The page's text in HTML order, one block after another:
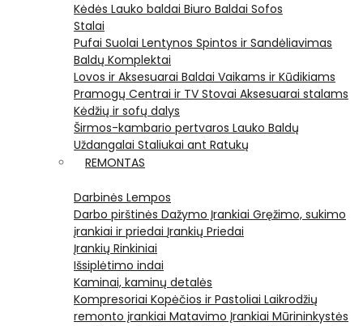
Kėdės Lauko baldai Biuro Baldai Sofos
Stalai
Pufai Suolai Lentynos Spintos ir Sandėliavimas
Baldų Komplektai
Lovos ir Aksesuarai Baldai Vaikams ir Kūdikiams
Pramogų Centrai ir TV Stovai Aksesuarai stalams
Kėdžių ir sofų dalys
Širmos-kambario pertvaros Lauko Baldų
Uždangalai Staliukai ant Ratukų
REMONTAS
Darbinės Lempos
Darbo pirštinės Dažymo Įrankiai Gręžimo, sukimo
įrankiai ir priedai Įrankių Priedai
Įrankių Rinkiniai
Išsiplėtimo indai
Kaminai, kaminų detalės
Kompresoriai Kopėčios ir Pastoliai Laikrodžių
remonto įrankiai Matavimo Įrankiai Mūrininkystės